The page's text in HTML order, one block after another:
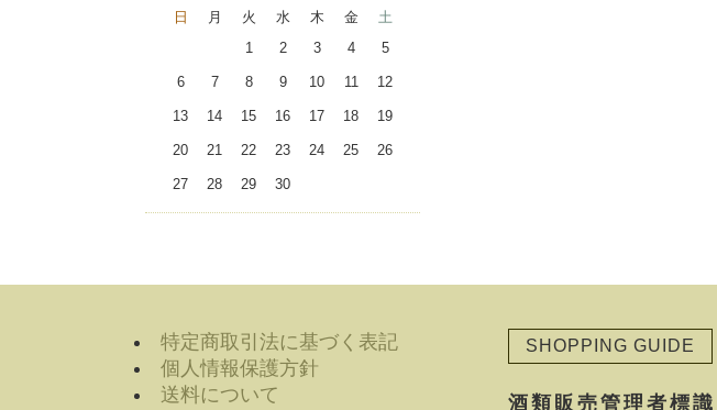
日 月 火 水 木 金
土
1
2 3 4 5
6 7 8 9 10 11 12
13 14 15 16 17 18 19
20 21 22 23 24 25 26
27 28 29 30
SHOPPING GUIDE
酒類販売管理者標識
特定商取引法に基づく表記
個人情報保護方針
送料について